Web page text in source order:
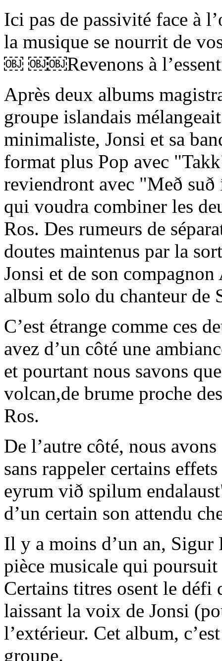
Ici pas de passivité face à
la musique se nourrit de
￼ ￼￼Revenons à
Après deux albums
groupe islandais
minimaliste, Jonsi et sa
format plus Pop avec
reviendront avec "Með
qui voudra combiner les
Ros. Des rumeurs de
doutes maintenus par la
Jonsi et de son
album solo du chanteur de
C’est étrange comme ces
avez d’un côté une
et pourtant nous savons
volcan,de brume proche
Ros.
De l’autre côté, nous
sans rappeler certains
eyrum við spilum
d’un certain son attendu
Il y a moins d’un an,
pièce musicale qui
Certains titres osent le défi
laissant la voix de Jonsi
l’extérieur. Cet album,
groupe.